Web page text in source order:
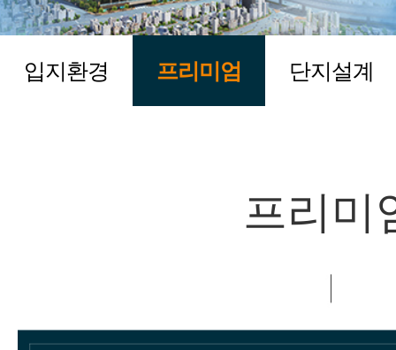
입지환경 프리미엄 단지설계
프리미